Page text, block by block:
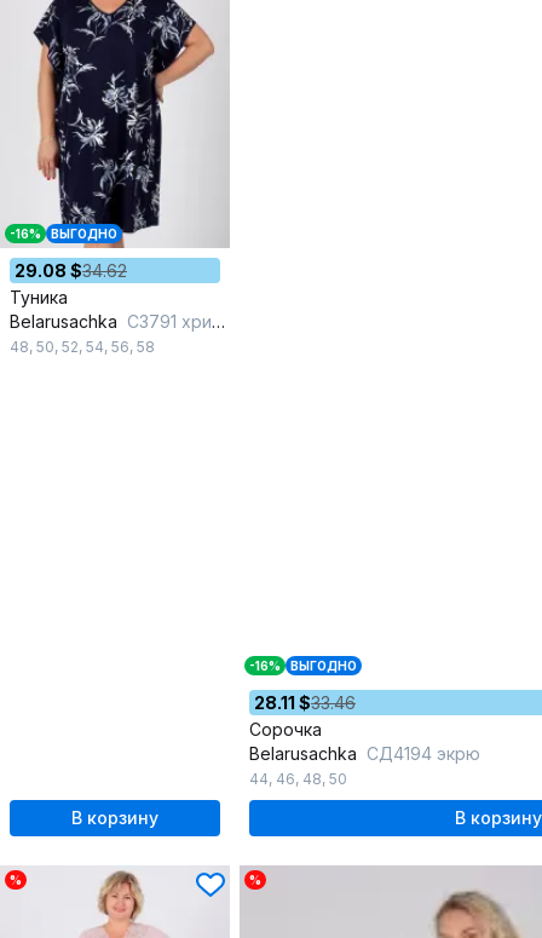
-16% ВЫГОДНО
29.08 $34.62
Туника
Belarusachka С3791 хризантема/неви
48, 50, 52, 54, 56, 58
В корзину
-16% ВЫГОДНО
28.11 $33.46
Сорочка
Belarusachka СД4194 экрю
44, 46, 48, 50
В корзину
% %